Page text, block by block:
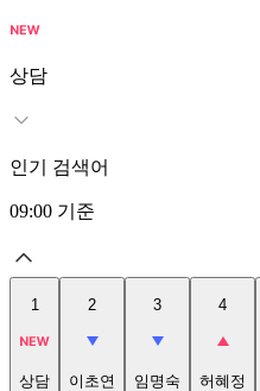
상담
인기 검색어
09:00 기준
1
상담
2
이초연
3
임명숙
4
허혜정